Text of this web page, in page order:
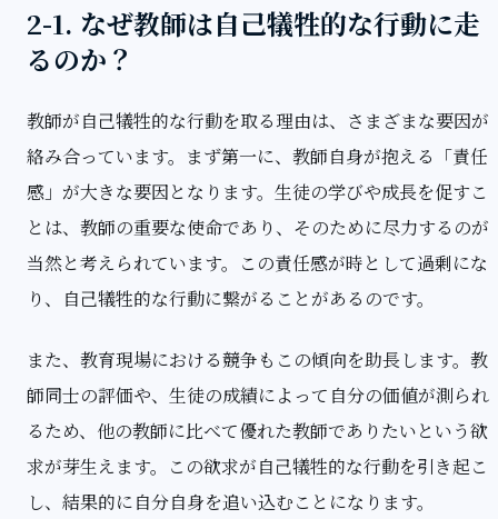
2-1. なぜ教師は自己犠牲的な行動に走
るのか？
教師が自己犠牲的な行動を取る理由は、さまざまな要因が
絡み合っています。まず第一に、教師自身が抱える「責任
感」が大きな要因となります。生徒の学びや成長を促すこ
とは、教師の重要な使命であり、そのために尽力するのが
当然と考えられています。この責任感が時として過剰にな
り、自己犠牲的な行動に繋がることがあるのです。
また、教育現場における競争もこの傾向を助長します。教
師同士の評価や、生徒の成績によって自分の価値が測られ
るため、他の教師に比べて優れた教師でありたいという欲
求が芽生えます。この欲求が自己犠牲的な行動を引き起こ
し、結果的に自分自身を追い込むことになります。